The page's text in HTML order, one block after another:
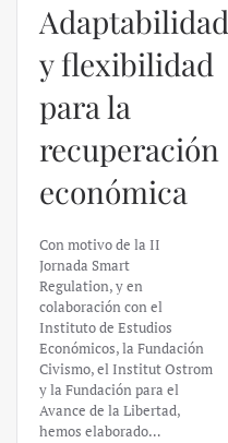
Adaptabilidad
y flexibilidad
para la
recuperación
económica
Con motivo de la II
Jornada Smart
Regulation, y en
colaboración con el
Instituto de Estudios
Económicos, la Fundación
Civismo, el Institut Ostrom
y la Fundación para el
Avance de la Libertad,
hemos elaborado…